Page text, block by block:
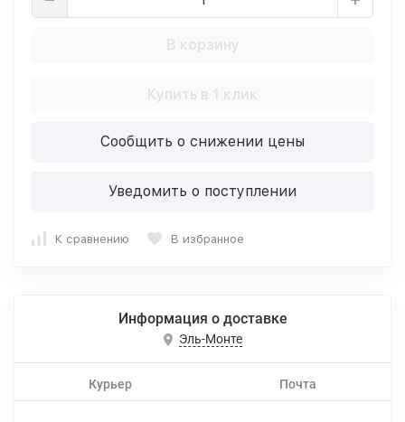
В корзину
Купить в 1 клик
Сообщить о снижении цены
Уведомить о поступлении
К сравнению В избранное
Информация о доставке
Эль-Монте
Курьер Почта